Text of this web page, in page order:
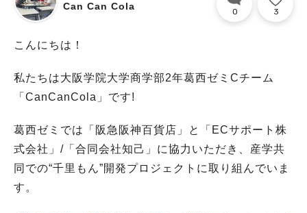
Can Can Cola 0 3
こんにちは！
私たちは大阪学院大学商学部2年葛西ゼミCチーム
「CanCanCola」です!
葛西ゼミでは「阪急阪神百貨店」と「ECサポート株
式会社」/「合同会社知己」に協力いただき、産学共
同での“千里もん”開発プロジェクトに取り組んでいま
す。